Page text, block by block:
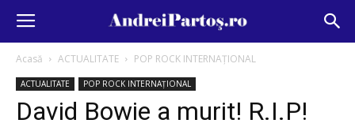
Acasă ACTUALITATE POP ROCK INTERNAȚIONAL
ACTUALITATE POP ROCK INTERNAȚIONAL
David Bowie a murit! R.I.P!